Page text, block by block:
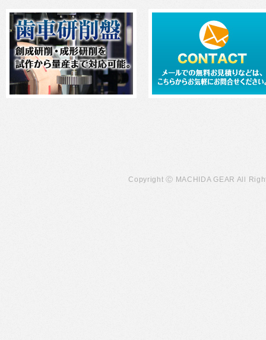
Copyright Ⓒ MACHIDA GEAR All